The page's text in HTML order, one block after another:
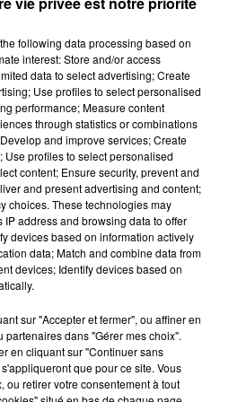
font l'actu dans notre
6h46
6h46
following data processing based on
interest: Store and/or access
data to select advertising; Create
Use profiles to select personalised
performance; Measure content
through statistics or combinations
and improve services; Create
profiles to select personalised
content; Ensure security, prevent and
and present advertising and content;
choices. These technologies may
address and browsing data to offer
devices based on information actively
data; Match and combine data from
devices; Identify devices based on
sur "Accepter et fermer", ou affiner en
dans "Gérer mes choix".
en cliquant sur "Continuer sans
que pour ce site. Vous
ou retirer votre consentement à tout